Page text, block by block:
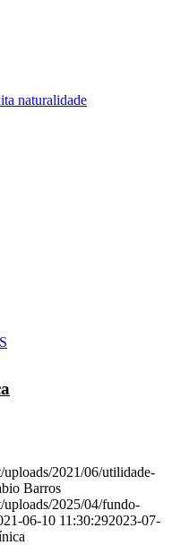
naturalidade
2021/06/utilidade-
Barros
2025/04/fundo-
06-10 11:30:292023-07-